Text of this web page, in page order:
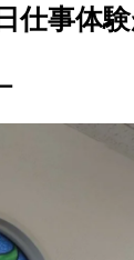
仕事体